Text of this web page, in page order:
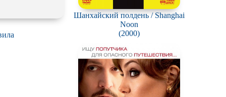
Шанхайский полдень / Shanghai
Noon
(2000)